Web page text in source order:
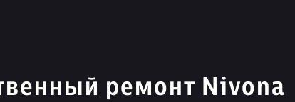
ремонт Nivona